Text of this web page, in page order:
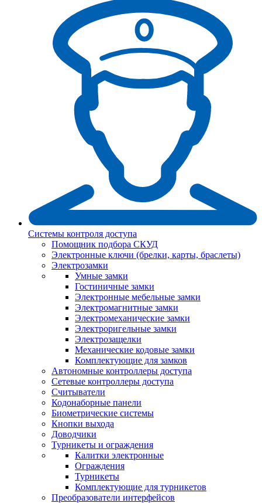
Системы контроля доступа
Помощник подбора СКУД
Электронные ключи (брелки, карты, браслеты)
Электрозамки
Умные замки
Гостиничные замки
Электронные мебельные замки
Электромагнитные замки
Электромеханические замки
Электроригельные замки
Электрозащелки
Механические кодовые замки
Комплектующие для замков
Автономные контроллеры доступа
Сетевые контроллеры доступа
Считыватели
Кодонаборные панели
Биометрические системы
Кнопки выхода
Доводчики
Турникеты и ограждения
Калитки электронные
Ограждения
Турникеты
Комплектующие для турникетов
Преобразователи интерфейсов